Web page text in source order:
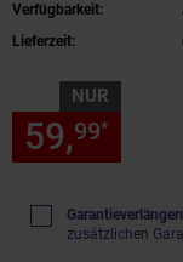
Verfügbarkeit:
Lieferzeit:
NUR
59,99*
zusätzlichen